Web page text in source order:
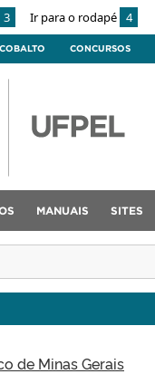
3 Ir para o rodapé 4
COBALTO CONCURSOS
MANUAIS SITES
de Minas Gerais